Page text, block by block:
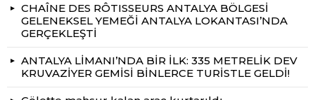
CHAÎNE DES RÔTISSEURS ANTALYA BÖLGESİ
GELENEKSEL YEMEĞİ ANTALYA LOKANTASI’NDA
GERÇEKLEŞTİ
ANTALYA LİMANI’NDA BİR İLK: 335 METRELİK DEV
KRUVAZİYER GEMİSİ BİNLERCE TURİSTLE GELDİ!